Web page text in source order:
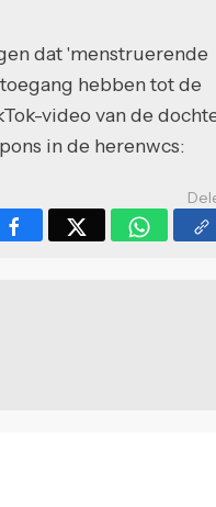
dat 'menstruerende
hebben tot de
video van de
in de herenwcs: